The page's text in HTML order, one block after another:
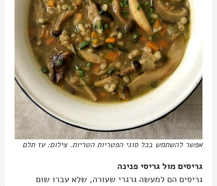
אפשר להשתמש בכל סוגי הפטריות הטריות. צילום: עז תלם
גריסים מול גריסי פנינה
גריסים הם למעשה גרגרי שעורה, שלא עברו שום